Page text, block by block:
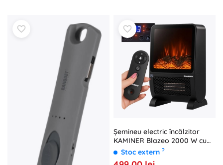
Şemineu electric încălzitor
KAMINER Blazeo 2000 W cu
efect de flacără
Stoc extern ?